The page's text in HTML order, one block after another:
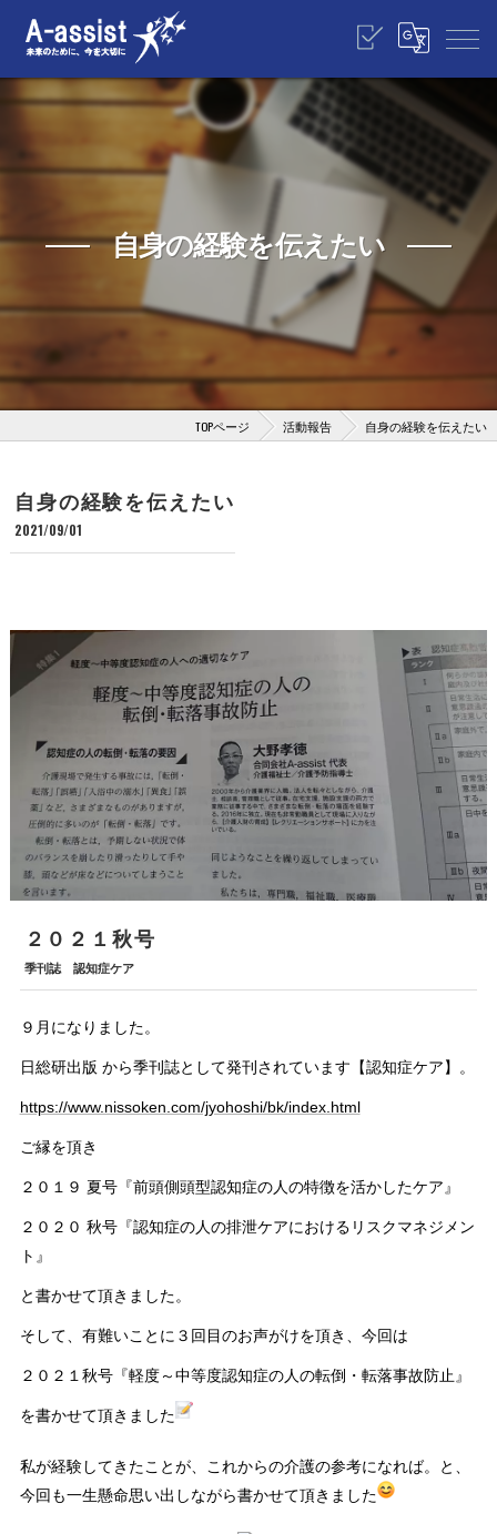
自身の経験を伝えたい
TOPページ 活動報告 自身の経験を伝えたい
自身の経験を伝えたい
2021/09/01
２０２１秋号
季刊誌 認知症ケア
９月になりました。
日総研出版 から季刊誌として発刊されています【認知症ケア】。
https://www.nissoken.com/jyohoshi/bk/index.html
ご縁を頂き
２０１９ 夏号『前頭側頭型認知症の人の特徴を活かしたケア』
２０２０ 秋号『認知症の人の排泄ケアにおけるリスクマネジメン
ト』
と書かせて頂きました。
そして、有難いことに３回目のお声がけを頂き、今回は
２０２１秋号『軽度～中等度認知症の人の転倒・転落事故防止』
を書かせて頂きました
私が経験してきたことが、これからの介護の参考になれば。と、
今回も一生懸命思い出しながら書かせて頂きました